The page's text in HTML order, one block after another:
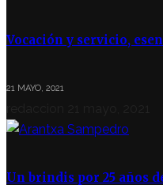
Vocación y servicio,
21 MAYO, 2021
Un brindis por 25 años